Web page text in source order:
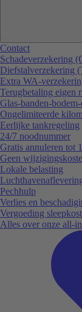
Contact
Schadeverzekering
Diefstalverzekering
Extra WA-
Terugbetaling eigen
Glas-banden-
Ongelimiteerde
Eerlijke tankregeling
24/7 noodnummer
Gratis annuleren tot
Geen
Lokale belasting
Pechhulp
Verlies en
Vergoeding
Alles over onze all-